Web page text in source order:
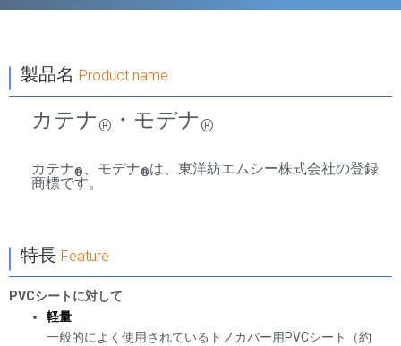
製品名 Product name
カテナ® ・モデナ®
カテナ® 、モデナ®は、東洋紡エムシー株式会社の登録
商標です。
特長 Feature
PVCシートに対して
軽量
一般的によく使用されているトノカバー用PVCシート（約